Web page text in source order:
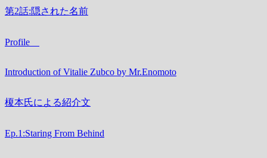
第2話:隠された名前
Profile
Introduction of Vitalie Zubco by Mr.Enomoto
榎本氏による紹介文
Ep.1:Staring From Behind